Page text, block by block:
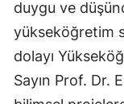
duygu ve
yükseköğretim
dolayı
Sayın Prof. Dr.